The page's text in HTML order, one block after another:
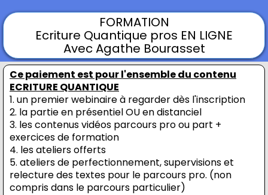
FORMATION
Ecriture Quantique pros EN LIGNE
Avec Agathe Bourasset
Ce paiement est pour l'ensemble du contenu
ECRITURE QUANTIQUE
1. un premier webinaire à regarder dès l'inscription
2. la partie en présentiel OU en distanciel
3. les contenus vidéos parcours pro ou part +
exercices de formation
4. les ateliers offerts
5. ateliers de perfectionnement, supervisions et
relecture des textes pour le parcours pro. (non
compris dans le parcours particulier)